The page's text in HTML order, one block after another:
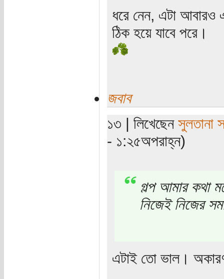
ধরে নেন, এটা আবারও
ঠিক হয়ে যাবে পরে।
জবাব
১৩ | লিখেছেন সুলতানা
- ১:২৫অপরাহ্ন)
গল্প আমার কথা
নিজেই নিজের
এটাই তো ভাল।